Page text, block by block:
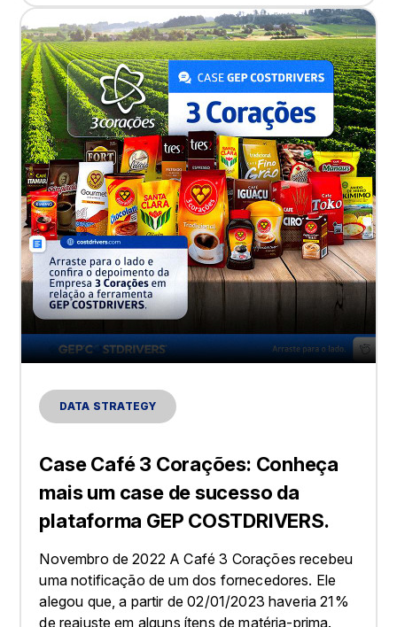
DATA STRATEGY
Case Café 3 Corações: Conheça
mais um case de sucesso da
plataforma GEP COSTDRIVERS.
Novembro de 2022 A Café 3 Corações recebeu
uma notificação de um dos fornecedores. Ele
alegou que, a partir de 02/01/2023 haveria 21%
de reajuste em alguns ítens de matéria-prima.